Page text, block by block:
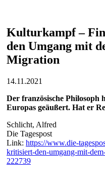
Kulturkampf –
den Umgang mit
Migration
14.11.2021
Der französische Philosoph
Europas geäußert. Hat er
Schlicht, Alfred
Die Tagespost
Link: https://www.die-
kritisiert-den-umgang-mit-
222739